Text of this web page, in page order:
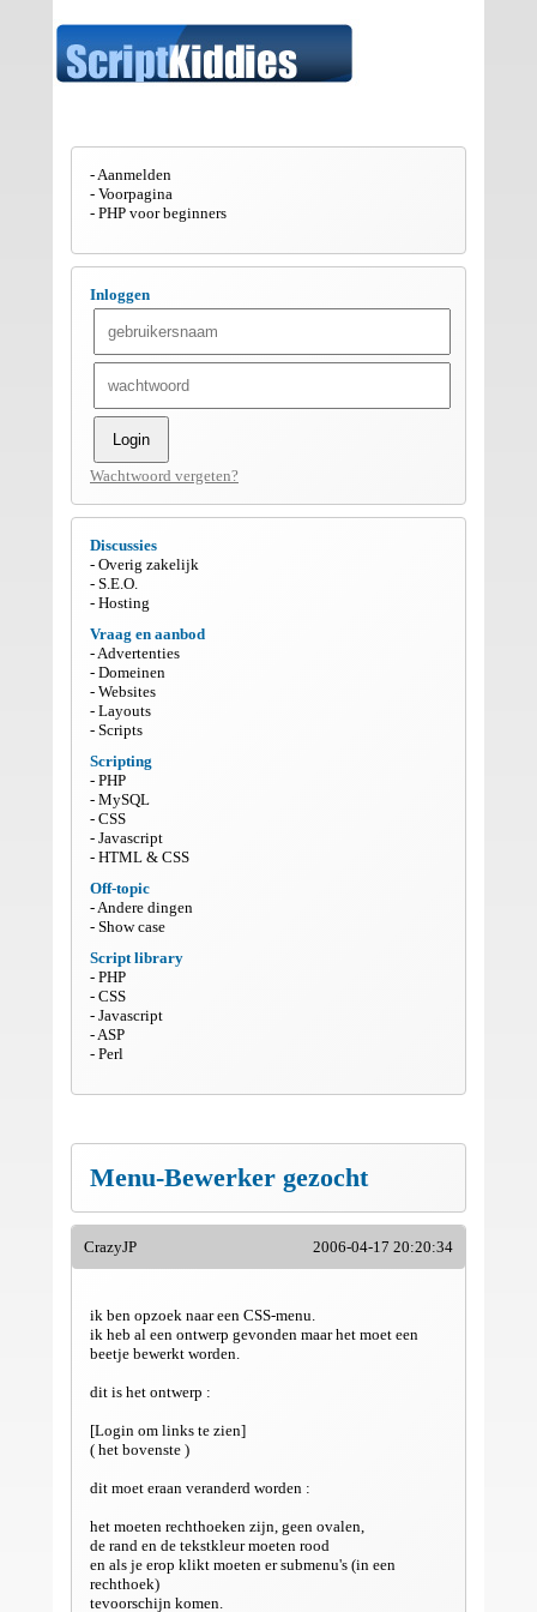
Aanmelden
Voorpagina
PHP voor beginners
Inloggen
Wachtwoord vergeten?
Discussies
Overig zakelijk
S.E.O.
Hosting
Vraag en aanbod
Advertenties
Domeinen
Websites
Layouts
Scripts
Scripting
PHP
MySQL
CSS
Javascript
HTML & CSS
Off-topic
Andere dingen
Show case
Script library
PHP
CSS
Javascript
ASP
Perl
Menu-Bewerker gezocht
CrazyJP 2006-04-17 20:20:34
ik ben opzoek naar een CSS-menu.
ik heb al een ontwerp gevonden maar het moet een
beetje bewerkt worden.
dit is het ontwerp :
[Login om links te zien]
( het bovenste )
dit moet eraan veranderd worden :
het moeten rechthoeken zijn, geen ovalen,
de rand en de tekstkleur moeten rood
en als je erop klikt moeten er submenu's (in een
rechthoek)
tevoorschijn komen.